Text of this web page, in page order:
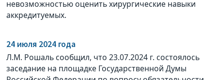
невозможностью оценить хирургические навыки
аккредитуемых.
24 июля 2024 года
Л.М. Рошаль сообщил, что 23.07.2024 г. состоялось
заседание на площадке Государственной Думы